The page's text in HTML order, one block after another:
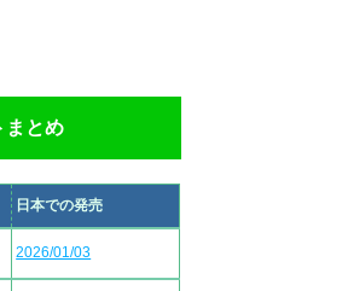
まとめ
日本での発売
2026/01/03